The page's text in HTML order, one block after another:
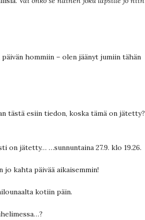
hommiin – olen jäänyt jumiin tähän
tästä esiin tiedon, koska tämä on jätetty?
jätetty… …sunnuntaina 27.9. klo 19.26.
kahta päivää aikaisemmin!
kotiin päin.